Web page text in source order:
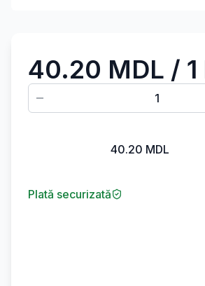
40.20 MDL / 1
1
40.20 MDL
Plată securizată